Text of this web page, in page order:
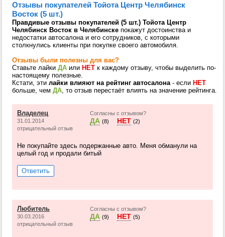
Отзывы покупателей Тойота Центр Челябинск
Восток (5 шт.)
Правдивые отзывы покупателей (5 шт.) Тойота Центр
Челябинск Восток в Челябинске покажут достоинства и
недостатки автосалона и его сотрудников, с которыми
столкнулись клиенты при покупке своего автомобиля.
Отзывы были полезны для вас?
Ставьте лайки ДА или НЕТ к каждому отзыву, чтобы выделить по-
настоящему полезные.
Кстати, эти лайки влияют на рейтинг автосалона- если НЕТ
больше, чем ДА, то отзыв перестаёт влиять на значение рейтинга.
Владелец
31.01.2014
отрицательный отзыв
Согласны с отзывом?
ДА (8) НЕТ (2)
Не покупайте здесь подержанные авто. Меня обманули на
целый год и продали битый
Ответить
Любитель
30.03.2016
отрицательный отзыв
Согласны с отзывом?
ДА (9) НЕТ (5)